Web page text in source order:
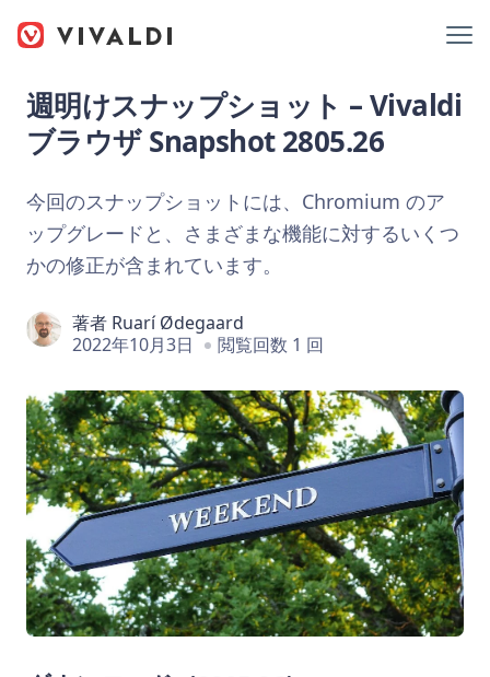
週明けスナップショット – Vivaldi
ブラウザ Snapshot 2805.26
今回のスナップショットには、Chromium のア
ップグレードと、さまざまな機能に対するいくつ
かの修正が含まれています。
著者 Ruarí Ødegaard
2022年10月3日
閲覧回数 1 回